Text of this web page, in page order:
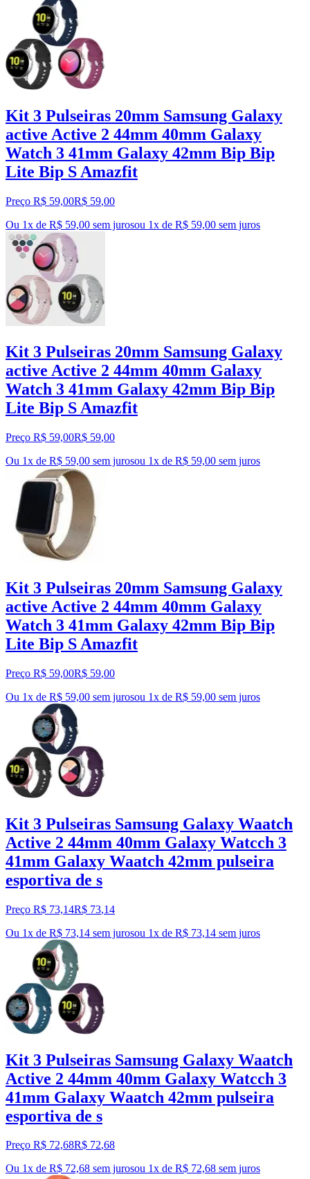
Kit 3 Pulseiras 20mm Samsung Galaxy
active Active 2 44mm 40mm Galaxy
Watch 3 41mm Galaxy 42mm Bip Bip
Lite Bip S Amazfit
Preço R$ 59,00R$ 59,00
Ou 1x de R$ 59,00 sem jurosou 1x de R$ 59,00 sem juros
Kit 3 Pulseiras 20mm Samsung Galaxy
active Active 2 44mm 40mm Galaxy
Watch 3 41mm Galaxy 42mm Bip Bip
Lite Bip S Amazfit
Preço R$ 59,00R$ 59,00
Ou 1x de R$ 59,00 sem jurosou 1x de R$ 59,00 sem juros
Kit 3 Pulseiras 20mm Samsung Galaxy
active Active 2 44mm 40mm Galaxy
Watch 3 41mm Galaxy 42mm Bip Bip
Lite Bip S Amazfit
Preço R$ 59,00R$ 59,00
Ou 1x de R$ 59,00 sem jurosou 1x de R$ 59,00 sem juros
Kit 3 Pulseiras Samsung Galaxy Waatch
Active 2 44mm 40mm Galaxy Watcch 3
41mm Galaxy Waatch 42mm pulseira
esportiva de s
Preço R$ 73,14R$ 73,14
Ou 1x de R$ 73,14 sem jurosou 1x de R$ 73,14 sem juros
Kit 3 Pulseiras Samsung Galaxy Waatch
Active 2 44mm 40mm Galaxy Watcch 3
41mm Galaxy Waatch 42mm pulseira
esportiva de s
Preço R$ 72,68R$ 72,68
Ou 1x de R$ 72,68 sem jurosou 1x de R$ 72,68 sem juros